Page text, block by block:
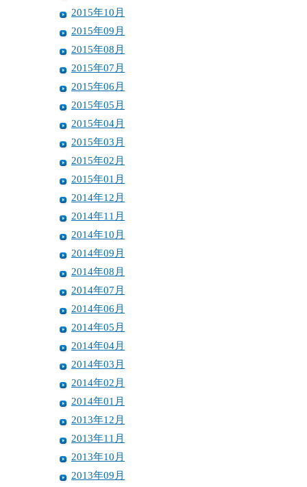
2015年10月
2015年09月
2015年08月
2015年07月
2015年06月
2015年05月
2015年04月
2015年03月
2015年02月
2015年01月
2014年12月
2014年11月
2014年10月
2014年09月
2014年08月
2014年07月
2014年06月
2014年05月
2014年04月
2014年03月
2014年02月
2014年01月
2013年12月
2013年11月
2013年10月
2013年09月